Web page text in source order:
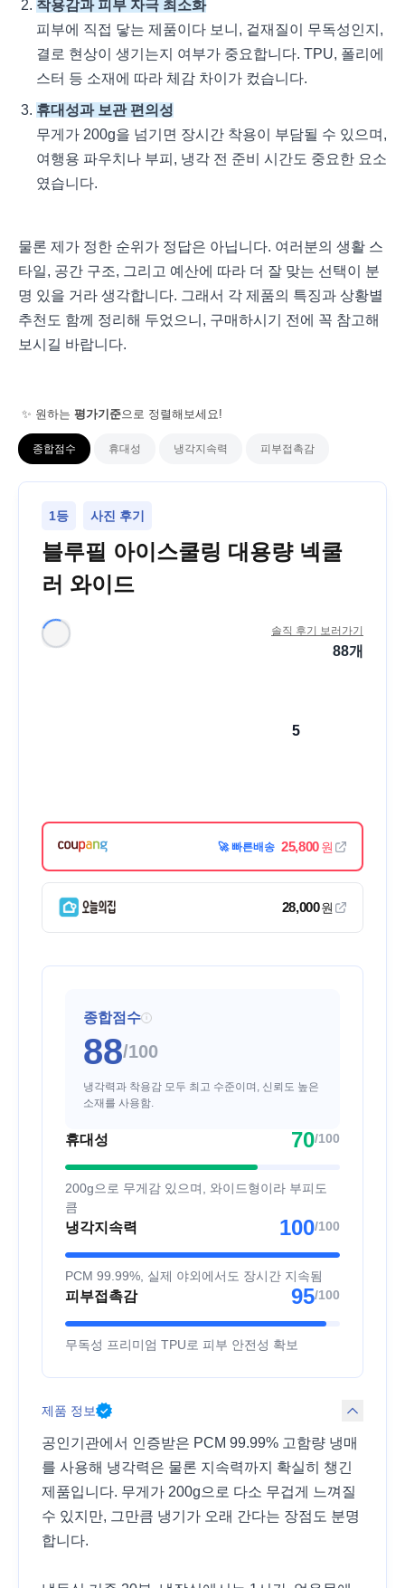
착용감과 피부 자극 최소화
피부에 직접 닿는 제품이다 보니, 겉재질이 무독성인지,
결로 현상이 생기는지 여부가 중요합니다. TPU, 폴리에
스터 등 소재에 따라 체감 차이가 컸습니다.
휴대성과 보관 편의성
무게가 200g을 넘기면 장시간 착용이 부담될 수 있으며,
여행용 파우치나 부피, 냉각 전 준비 시간도 중요한 요소
였습니다.
물론 제가 정한 순위가 정답은 아닙니다. 여러분의 생활 스
타일, 공간 구조, 그리고 예산에 따라 더 잘 맞는 선택이 분
명 있을 거라 생각합니다. 그래서 각 제품의 특징과 상황별
추천도 함께 정리해 두었으니, 구매하시기 전에 꼭 참고해
보시길 바랍니다.
✨ 원하는 평가기준으로 정렬해보세요!
종합점수 휴대성 냉각지속력 피부접촉감
1등 사진 후기
블루필 아이스쿨링 대용량 넥쿨
러 와이드
솔직 후기 보러가기
88개
5
🚀 빠른배송 25,800원
28,000원
종합점수 i
88/100
냉각력과 착용감 모두 최고 수준이며, 신뢰도 높은
소재를 사용함.
휴대성 70/100
200g으로 무게감 있으며, 와이드형이라 부피도
큼
냉각지속력 100/100
PCM 99.99%, 실제 야외에서도 장시간 지속됨
피부접촉감 95/100
무독성 프리미엄 TPU로 피부 안전성 확보
제품 정보
공인기관에서 인증받은 PCM 99.99% 고함량 냉매
를 사용해 냉각력은 물론 지속력까지 확실히 챙긴
제품입니다. 무게가 200g으로 다소 무겁게 느껴질
수 있지만, 그만큼 냉기가 오래 간다는 장점도 분명
합니다.